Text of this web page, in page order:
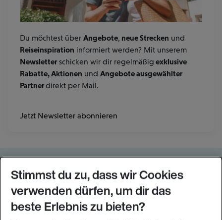
Du möchtest über Angebote, neue Strecken und
Reiseinspiration informiert werden? Mit unserem
Newsletterschicken wir dir regelmäßig exklusive
Rabatte, Aktionen und Angebote ausgewählter
Partnerdirekt per Mail.
Jetzt Newsletter abonnieren
Reise entspannter. Hol dir die Eurowings App.
Stimmst du zu, dass wir Cookies
verwenden dürfen, um dir das
beste Erlebnis zu bieten?